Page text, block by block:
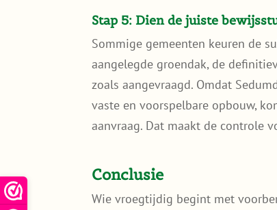
Stap 5: Dien de juiste
Sommige gemeenten keuren de
aangelegde groendak, de
zoals aangevraagd. Omdat
vaste en voorspelbare opbouw,
aanvraag. Dat maakt de controle
Conclusie
Wie vroegtijdig begint met